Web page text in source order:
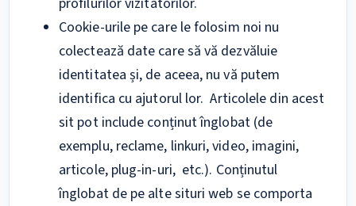
Cookie-urile pe care le folosim noi nu
colectează date care să vă dezvăluie
identitatea și, de aceea, nu vă putem
identifica cu ajutorul lor. Articolele din acest
sit pot include conținut înglobat (de
exemplu, reclame, linkuri, video, imagini,
articole, plug-in-uri, etc.). Conținutul
înglobat de pe alte situri web se comporta